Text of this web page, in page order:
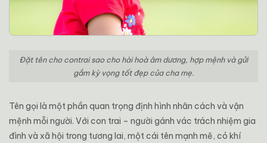
Đặt tên cho contrai sao cho hài hoà âm dương, hợp mệnh và gửi
gắm kỳ vọng tốt đẹp của cha mẹ.
Tên gọi là một phần quan trọng định hình nhân cách và vận
mệnh mỗi người. Với con trai – người gánh vác trách nhiệm gia
đình và xã hội trong tương lai, một cái tên mạnh mẽ, có khí